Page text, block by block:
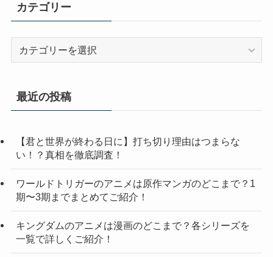
カテゴリー
リ
最近の投稿
【君と世界が終わる日に】打ち切り理由はつまらな
い！？真相を徹底調査！
ワールドトリガーのアニメは原作マンガのどこまで？1
期〜3期までまとめてご紹介！
キングダムのアニメは漫画のどこまで？各シリーズを
一覧で詳しくご紹介！